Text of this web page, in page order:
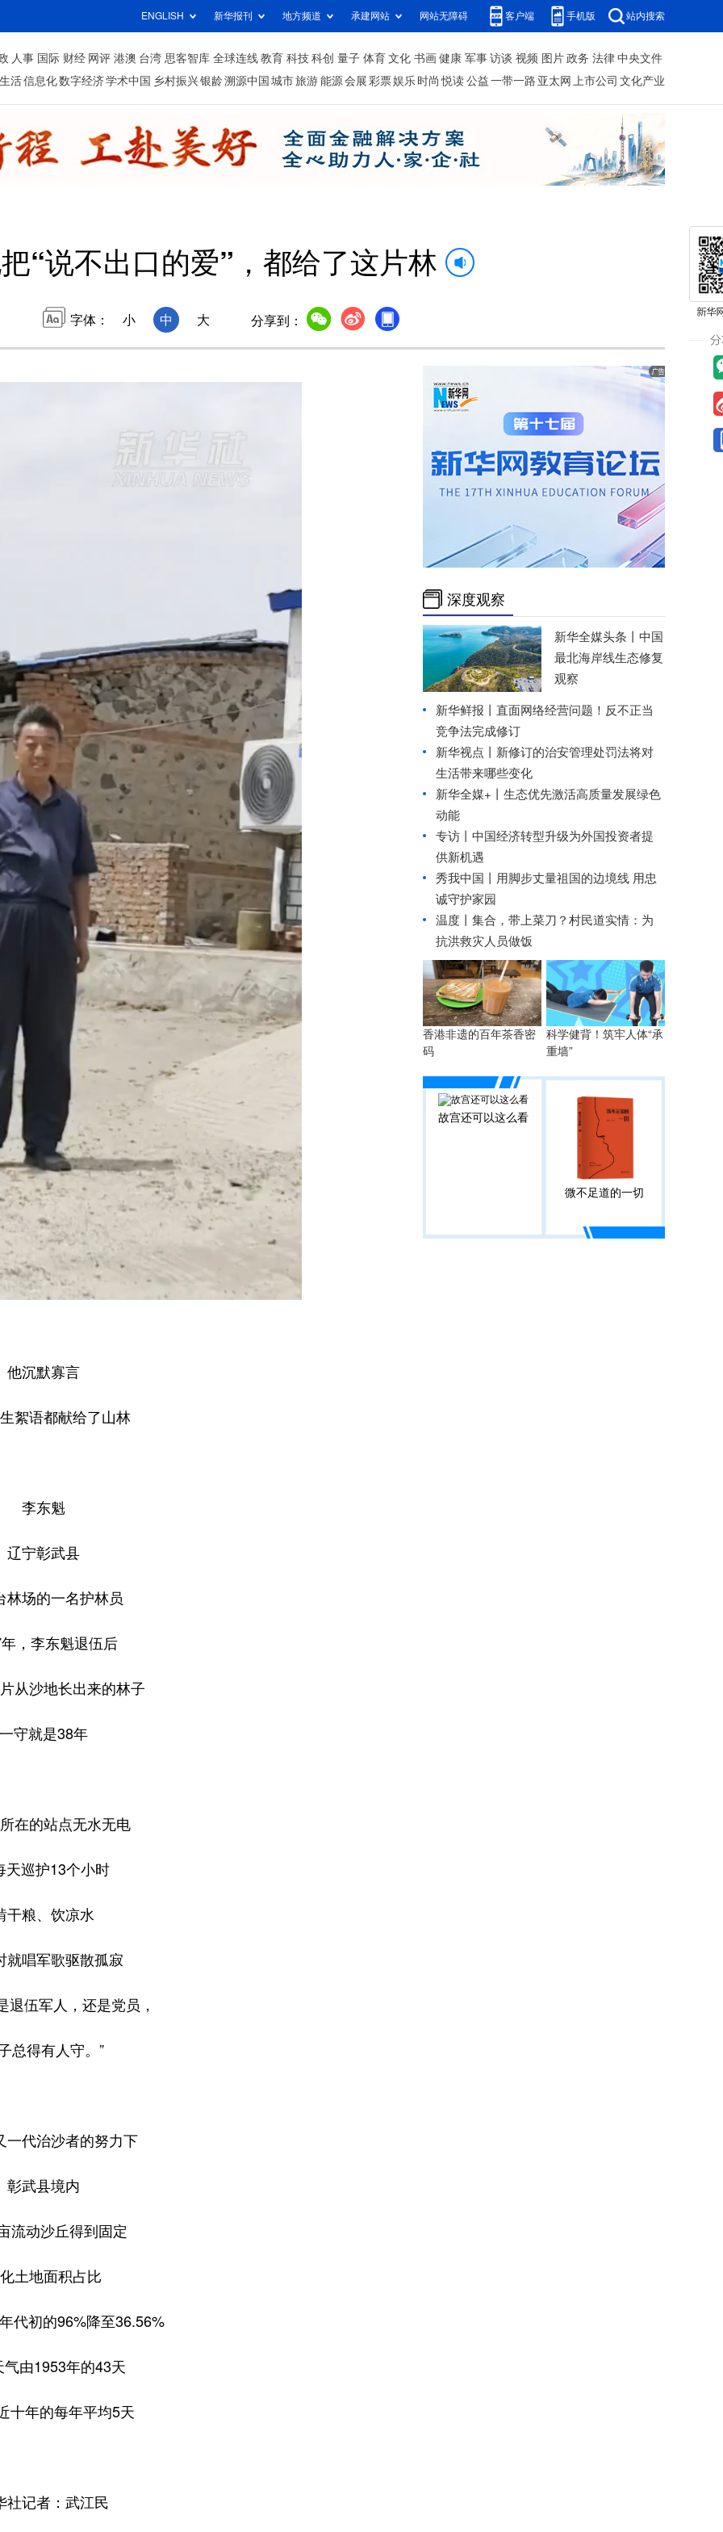
ENGLISH 新华报刊 地方频道 承建网站 网站无障碍 客户端 手机版 站内搜索
人事 国际 财经 网评 港澳 台湾 思客智库 全球连线 教育 科技 科创 量子 体育 文化 书画 健康 军事 访谈 视频 图片 政务 法律 中央文件
活信息化数字经济学术中国 乡村振兴银龄溯源中国 城市旅游 能源 会展 彩票娱乐 时尚 悦读 公益 一带一路 亚太网 上市公司 文化产业
“说不出口的爱”，都给了这片林
字体： 小 中 大 分享到：
他沉默寡言
絮语都献给了山林
李东魁
辽宁彰武县
林场的一名护林员
，李东魁退伍后
从沙地长出来的林子
一守就是38年
在的站点无水无电
天巡护13个小时
干粮、饮凉水
就唱军歌驱散孤寂
退伍军人，还是党员，
总得有人守。”
一代治沙者的努力下
彰武县境内
流动沙丘得到固定
土地面积占比
代初的96%降至36.56%
气由1953年的43天
十年的每年平均5天
社记者：武江民
深度观察
新华全媒头条丨 中国
最北海岸线生态修复
观察
新华鲜报丨直面网络经营问题！反不正当
竞争法完成修订
新华视点丨 新修订的治安管理处罚法将对
生活带来哪些变化
新华全媒+丨 生态优先激活高质量发展绿色
动能
专访丨中国经济转型升级为外国投资者提
供新机遇
秀我中国丨
用脚步丈量祖国的边境线 用忠
诚守护家园
温度丨集合，带上菜刀？村民道实情：为
抗洪救灾人员做饭
香港非遗的百年茶香密
码
科学健背！筑牢人体“承
重墙”
故宫还可以这么看
微不足道的一切